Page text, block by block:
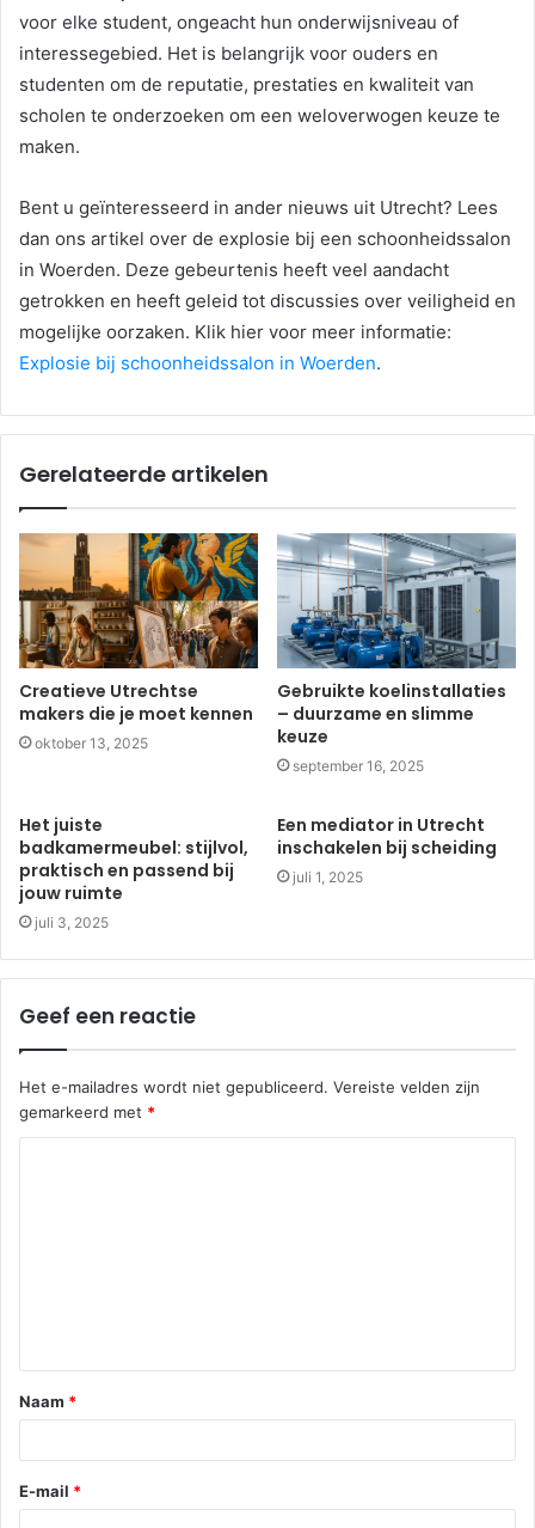
voor elke student, ongeacht hun onderwijsniveau of
interessegebied. Het is belangrijk voor ouders en
studenten om de reputatie, prestaties en kwaliteit van
scholen te onderzoeken om een weloverwogen keuze te
maken.
Bent u geïnteresseerd in ander nieuws uit Utrecht? Lees
dan ons artikel over de explosie bij een schoonheidssalon
in Woerden. Deze gebeurtenis heeft veel aandacht
getrokken en heeft geleid tot discussies over veiligheid en
mogelijke oorzaken. Klik hier voor meer informatie:
Explosie bij schoonheidssalon in Woerden.
Gerelateerde artikelen
Creatieve Utrechtse
makers die je moet kennen
oktober 13, 2025
Gebruikte koelinstallaties
– duurzame en slimme
keuze
september 16, 2025
Het juiste
badkamermeubel: stijlvol,
praktisch en passend bij
jouw ruimte
juli 3, 2025
Een mediator in Utrecht
inschakelen bij scheiding
juli 1, 2025
Geef een reactie
Het e-mailadres wordt niet gepubliceerd. Vereiste velden zijn
gemarkeerd met *
e
*
Naam *
E-mail *